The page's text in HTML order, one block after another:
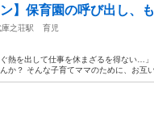
ン】保育園の呼び出し、
庫之荘駅
育児
ぐ熱を出して仕事を休まざるを得ない…
か？ そんな子育てママのために、お互